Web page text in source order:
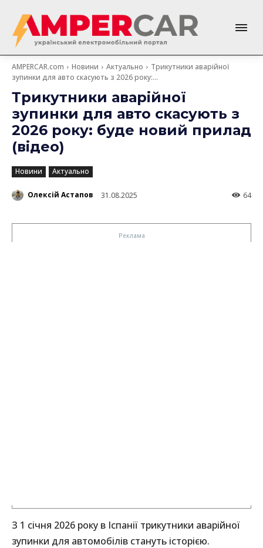
AMPERCAR.com Новини Актуально
Трикутники аварійної
зупинки для авто скасують з 2026 року:...
Трикутники аварійної
зупинки для авто скасують з
2026 року: буде новий прилад
(відео)
Новини Актуально
Олексій Астапов 31.08.2025 64
З 1 січня 2026 року в Іспанії трикутники аварійної
зупинки для автомобілів стануть історією.